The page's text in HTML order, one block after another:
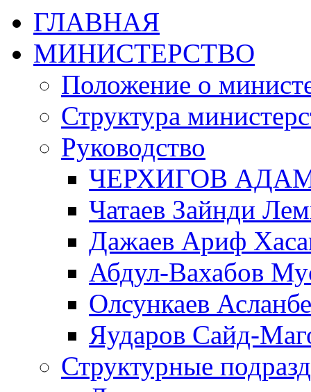
ГЛАВНАЯ
МИНИСТЕРСТВО
Положение о
Структура
Руководство
ЧЕРХИГОВ
Чатаев Зайнди
Дажаев Ариф
Абдул-Вахабов
Олсункаев
Яударов Сайд-
Структурные